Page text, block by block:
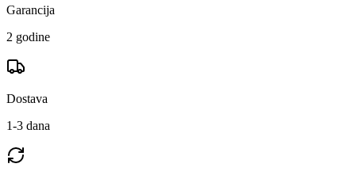
Garancija
2 godine
Dostava
1-3 dana